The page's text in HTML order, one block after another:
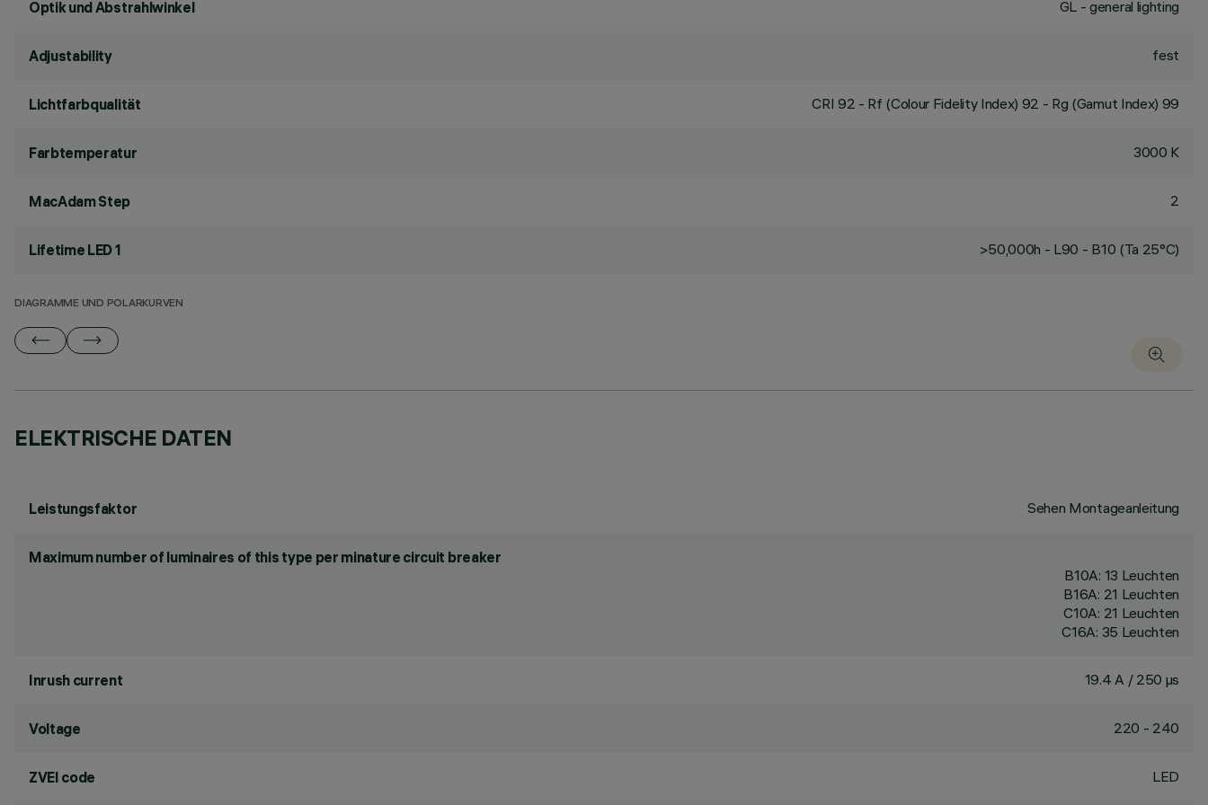
Optik und Abstrahlwinkel GL - general lighting
Adjustability fest
Lichtfarbqualität CRI 92 - Rf (Colour Fidelity Index) 92 - Rg (Gamut Index) 99
Farbtemperatur 3000 K
MacAdam Step 2
Lifetime LED 1 >50,000h - L90 - B10 (Ta 25°C)
DIAGRAMME UND POLARKURVEN
ELEKTRISCHE DATEN
Leistungsfaktor Sehen Montageanleitung
Maximum number of luminaires of this type per minature circuit breaker
B10A: 13 Leuchten
B16A: 21 Leuchten
C10A: 21 Leuchten
C16A: 35 Leuchten
Inrush current 19.4 A / 250 µs
Voltage 220 - 240
ZVEI code LED